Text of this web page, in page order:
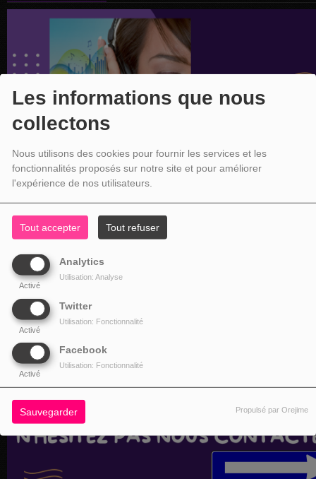
Les informations que nous
collectons
Nous utilisons des cookies pour fournir les services et les
fonctionnalités proposés sur notre site et pour améliorer
l'expérience de nos utilisateurs.
Tout accepter Tout refuser
Analytics
Activé
Utilisation: Analyse
Twitter
Activé
Utilisation: Fonctionnalité
Facebook
Activé
Utilisation: Fonctionnalité
Sauvegarder Propulsé par Orejime